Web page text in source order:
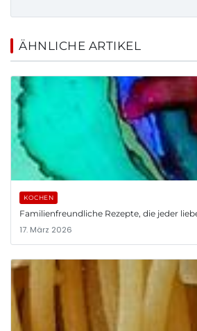
ÄHNLICHE ARTIKEL
KOCHEN
Familienfreundliche Rezepte, die jeder
17. März 2026